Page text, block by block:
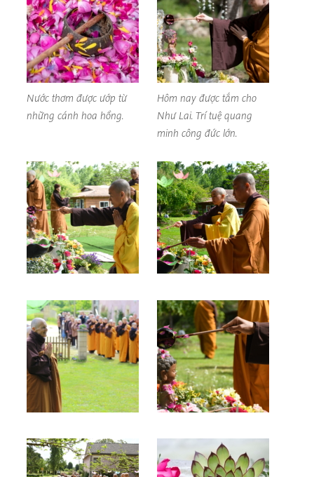
Nước thơm được ướp từ
những cánh hoa hồng.
Hôm nay được tắm cho
Như Lai. Trí tuệ quang
minh công đức lớn.